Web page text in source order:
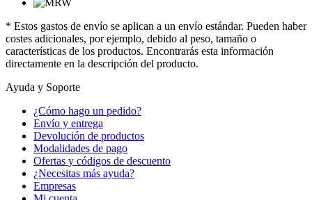
* Estos gastos de envío se aplican a un envío estándar. Pueden haber
costes adicionales, por ejemplo, debido al peso, tamaño o
características de los productos. Encontrarás esta información
directamente en la descripción del producto.
Ayuda y Soporte
¿Cómo hago un pedido?
Envío y entrega
Devolución de productos
Modalidades de pago
Ofertas y códigos de descuento
¿Necesitas más ayuda?
Empresas